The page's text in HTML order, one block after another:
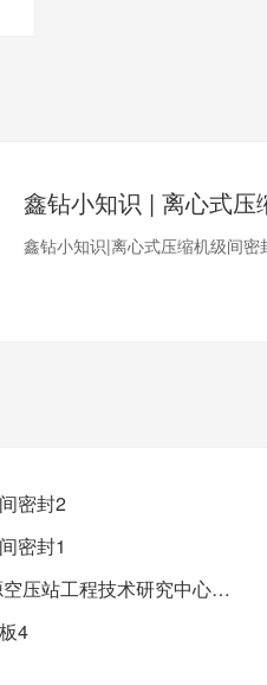
鑫钻小知识|离心式压缩机级间密
密封2
密封1
省级认定！鑫钻股份数字能源空压站工程技术研究中心正式获批
4